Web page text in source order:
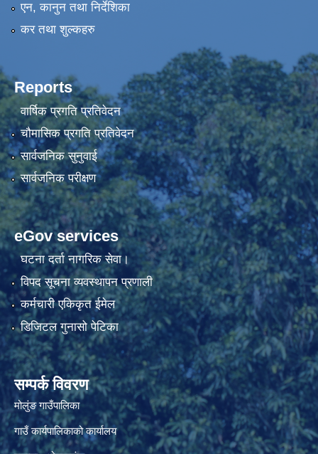
एन, कानुन तथा निर्देशिका
कर तथा शुल्कहरु
Reports
वार्षिक प्रगति प्रतिवेदन
चौमासिक प्रगति प्रतिवेदन
सार्वजनिक सुनुवाई
सार्वजनिक परीक्षण
eGov services
घटना दर्ता नागरिक सेवा।
विपद सूचना व्यवस्थापन प्रणाली
कर्मचारी एकिकृत ईमेल
डिजिटल गुनासो पेटिका
सम्पर्क विवरण
मोलुंङ गाउँपालिका
गाउँ कार्यपालिकाको कार्यालय